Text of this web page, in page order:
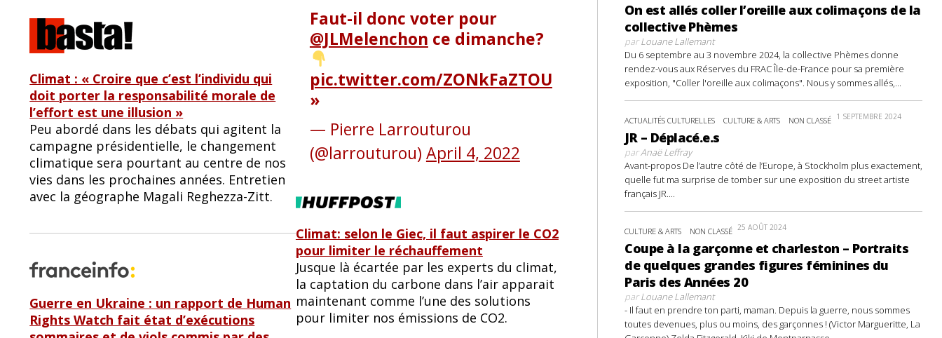
Climat : « Croire que c’est l’individu qui
doit porter la responsabilité morale de
l’effort est une illusion »
Peu abordé dans les débats qui agitent la
campagne présidentielle, le changement
climatique sera pourtant au centre de nos
vies dans les prochaines années. Entretien
avec la géographe Magali Reghezza-Zitt.
Guerre en Ukraine : un rapport de Human
Rights Watch fait état d’exécutions
Faut-il donc voter pour
@JLMelenchon ce dimanche?
pic.twitter.com/ZONkFaZTOU
— Pierre Larrouturou
(@larrouturou) April 4, 2022
Climat: selon le Giec, il faut aspirer le CO2
pour limiter le réchauffement
Jusque là écartée par les experts du climat,
la captation du carbone dans l’air apparait
maintenant comme l’une des solutions
pour limiter nos émissions de CO2.
On est allés coller l’oreille aux colimaçons de la
collective Phèmes
parLouane Lallemant
Du 6 septembre au 3 novembre 2024, la collective Phèmes donne
rendez-vous aux Réserves du FRAC Île-de-France pour sa première
exposition, "Coller l'oreille aux colimaçons". Nous y sommes allés,...
ACTUALITÉS CULTURELLES CULTURE & ARTS NON CLASSÉ 1 SEPTEMBRE 2024
JR – Déplacé.e.s
parAnaë Leffray
Avant-propos De l’autre côté de l’Europe, à Stockholm plus exactement,
quelle fut ma surprise de tomber sur une exposition du street artiste
français JR....
CULTURE & ARTS NON CLASSÉ 25 AOÛT 2024
Coupe à la garçonne et charleston – Portraits
de quelques grandes figures féminines du
Paris des Années 20
parLouane Lallemant
- Il faut en prendre ton parti, maman. Depuis la guerre, nous sommes
toutes devenues, plus ou moins, des garçonnes ! (Victor Margueritte, La